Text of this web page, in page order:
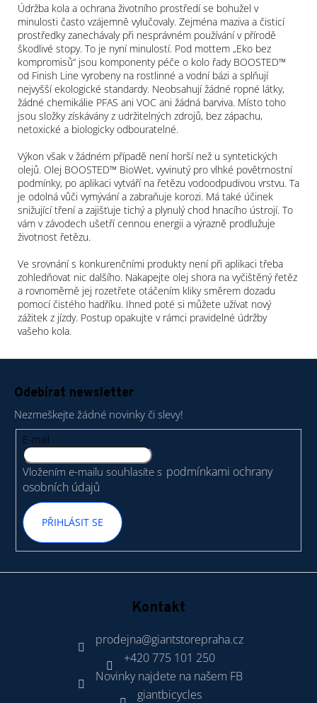
Údržba kola a ochrana životního prostředí se bohužel v
minulosti často vzájemně vylučovaly. Zejména maziva a čisticí
prostředky zanechávaly při nesprávném používání v přírodě
škodlivé stopy. To je nyní minulostí. Pod mottem „Eko bez
kompromisů“ jsou komponenty péče o kolo řady BOOSTED™
od Finish Line vyrobeny na rostlinné a vodní bázi a splňují
nejvyšší ekologické standardy. Neobsahují žádné ropné látky,
žádné chemikálie PFAS ani VOC ani žádná barviva. Místo toho
jsou složky získávány z udržitelných zdrojů, bez zápachu,
netoxické a biologicky odbouratelné.
Výkon však v žádném případě není horší než u syntetických
olejů. Olej BOOSTED™ BioWet, vyvinutý pro vlhké povětrnostní
podmínky, po aplikaci vytváří na řetězu vodoodpudivou vrstvu. Ta
je odolná vůči vymývání a zabraňuje korozi. Má také účinek
snižující tření a zajišťuje tichý a plynulý chod hnacího ústrojí. To
vám v závodech ušetří cennou energii a výrazně prodlužuje
životnost řetězu.
Ve srovnání s konkurenčními produkty není při aplikaci třeba
zohledňovat nic dalšího. Nakapejte olej shora na vyčištěný řetěz
a rovnoměrně jej rozetřete otáčením kliky směrem dozadu
pomocí čistého hadříku. Ihned poté si můžete užívat nový
zážitek z jízdy. Postup opakujte v rámci pravidelné údržby
vašeho kola.
Odebírat newsletter
Nezmeškejte žádné novinky či slevy!
E-mail
Vložením e-mailu souhlasíte s podmínkami ochrany
osobních údajů
PŘIHLÁSIT SE
Kontakt
prodejna@giantstorepraha.cz
+420 775 101 250
Novinky najdete na našem FB
giantbicycles